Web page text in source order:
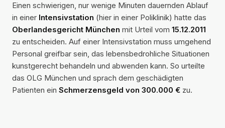
Einen schwierigen, nur wenige Minuten dauernden Ablauf
in einer Intensivstation (hier in einer Poliklinik) hatte das
Oberlandesgericht München mit Urteil vom 15.12.2011
zu entscheiden. Auf einer Intensivstation muss umgehend
Personal greifbar sein, das lebensbedrohliche Situationen
kunstgerecht behandeln und abwenden kann. So urteilte
das OLG München und sprach dem geschädigten
Patienten ein Schmerzensgeld von 300.000 € zu.